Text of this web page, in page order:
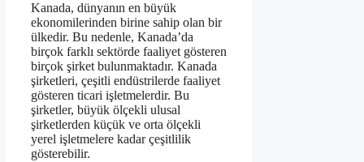
Kanada, dünyanın en büyük
ekonomilerinden birine sahip olan bir
ülkedir. Bu nedenle, Kanada’da
birçok farklı sektörde faaliyet gösteren
birçok şirket bulunmaktadır. Kanada
şirketleri, çeşitli endüstrilerde faaliyet
gösteren ticari işletmelerdir. Bu
şirketler, büyük ölçekli ulusal
şirketlerden küçük ve orta ölçekli
yerel işletmelere kadar çeşitlilik
gösterebilir.